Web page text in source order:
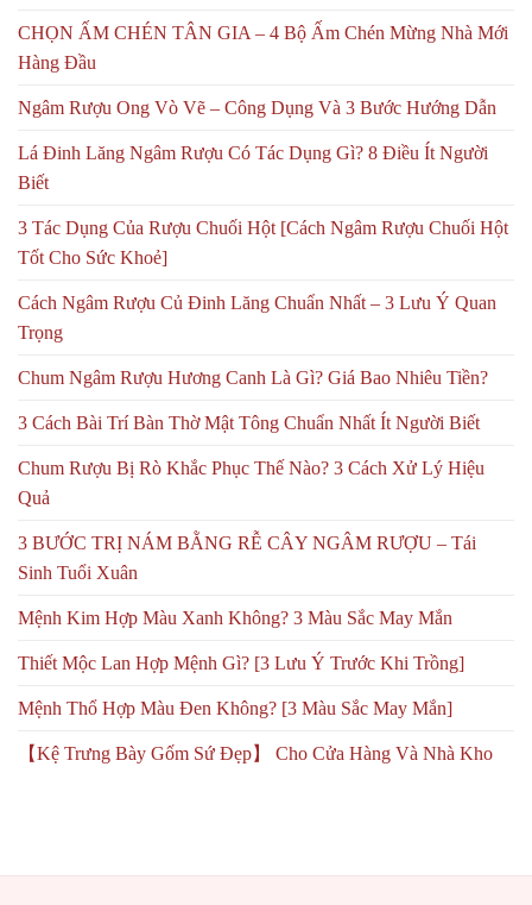
CHỌN ẤM CHÉN TÂN GIA – 4 Bộ Ấm Chén Mừng Nhà Mới
Hàng Đầu
Ngâm Rượu Ong Vò Vẽ – Công Dụng Và 3 Bước Hướng Dẫn
Lá Đinh Lăng Ngâm Rượu Có Tác Dụng Gì? 8 Điều Ít Người
Biết
3 Tác Dụng Của Rượu Chuối Hột [Cách Ngâm Rượu Chuối Hột
Tốt Cho Sức Khoẻ]
Cách Ngâm Rượu Củ Đinh Lăng Chuẩn Nhất – 3 Lưu Ý Quan
Trọng
Chum Ngâm Rượu Hương Canh Là Gì? Giá Bao Nhiêu Tiền?
3 Cách Bài Trí Bàn Thờ Mật Tông Chuẩn Nhất Ít Người Biết
Chum Rượu Bị Rò Khắc Phục Thế Nào? 3 Cách Xử Lý Hiệu
Quả
3 BƯỚC TRỊ NÁM BẰNG RỄ CÂY NGÂM RƯỢU – Tái
Sinh Tuổi Xuân
Mệnh Kim Hợp Màu Xanh Không? 3 Màu Sắc May Mắn
Thiết Mộc Lan Hợp Mệnh Gì? [3 Lưu Ý Trước Khi Trồng]
Mệnh Thổ Hợp Màu Đen Không? [3 Màu Sắc May Mắn]
【Kệ Trưng Bày Gốm Sứ Đẹp】 Cho Cửa Hàng Và Nhà Kho